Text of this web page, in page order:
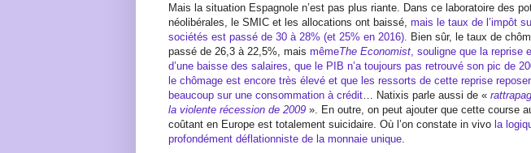
Mais la situation Espagnole n’est pas plus riante. Dans ce laboratoire des
néolibérales, le SMIC et les allocations ont baissé, mais le taux de l’impôt
sociétés est passé de 30 à 28% (et 25% en 2016). Bien sûr, le taux de
passé de 26,3 à 22,5%, mais mêmeThe Economist , souligne que la reprise
d’une baisse des salaires, que le PIB n’a toujours pas retrouvé son pic de
le chômage est encore très élevé et que les ressorts de cette reprise
beaucoup sur une consommation à crédit … Natixis parle aussi de «
la violente récession de 2009 ». En outre, on peut ajouter que cette course
coûtant en Europe est totalement suicidaire. Où l’on constate in vivo la
profondément déflationniste de la monnaie unique